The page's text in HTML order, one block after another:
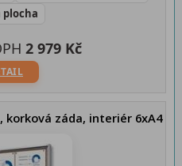
plocha
2 979 Kč
záda, interiér 6xA4